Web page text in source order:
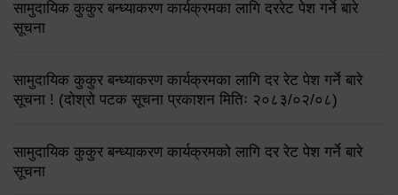
सामुदायिक कुकुर बन्ध्याकरण कार्यक्रमका लागि दररेट पेश गर्ने बारे
सूचना
सामुदायिक कुकुर बन्ध्याकरण कार्यक्रमका लागि दर रेट पेश गर्ने बारे
सूचना ! (दोश्रो पटक सूचना प्रकाशन मितिः २०८३/०२/०८)
सामुदायिक कुकुर बन्ध्याकरण कार्यक्रमको लागि दर रेट पेश गर्ने बारे
सूचना